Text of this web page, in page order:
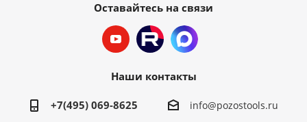
Оставайтесь на связи
Наши контакты
+7(495) 069-8625 info@pozostools.ru